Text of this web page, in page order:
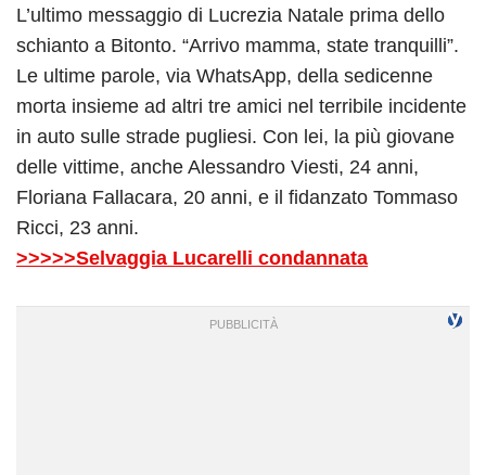
L’ultimo messaggio di Lucrezia Natale prima dello
schianto a Bitonto. “Arrivo mamma, state tranquilli”.
Le ultime parole, via WhatsApp, della sedicenne
morta insieme ad altri tre amici nel terribile incidente
in auto sulle strade pugliesi. Con lei, la più giovane
delle vittime, anche Alessandro Viesti, 24 anni,
Floriana Fallacara, 20 anni, e il fidanzato Tommaso
Ricci, 23 anni.
>>>>>Selvaggia Lucarelli condannata